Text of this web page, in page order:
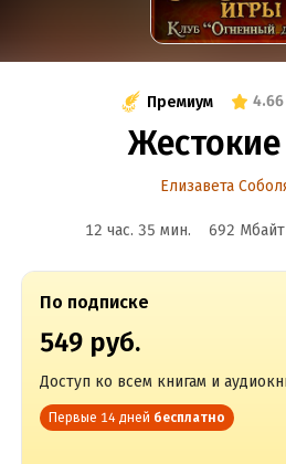
Премиум 4.66
Елизавета
12 час. 35 мин. 692 Мбайт
По подписке
549 руб.
Доступ ко всем книгам и
Первые 14 дней бесплатно